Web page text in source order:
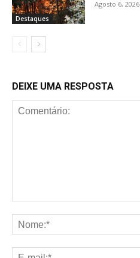
Destaques
Agosto 6, 2026
DEIXE UMA RESPOSTA